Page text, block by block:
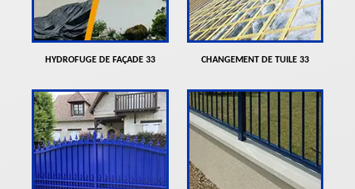
HYDROFUGE DE FAÇADE 33 CHANGEMENT DE TUILE 33